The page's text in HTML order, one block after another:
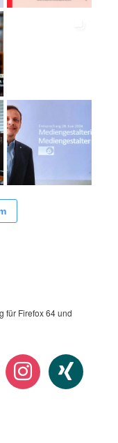
für Firefox 64 und
instagram xing